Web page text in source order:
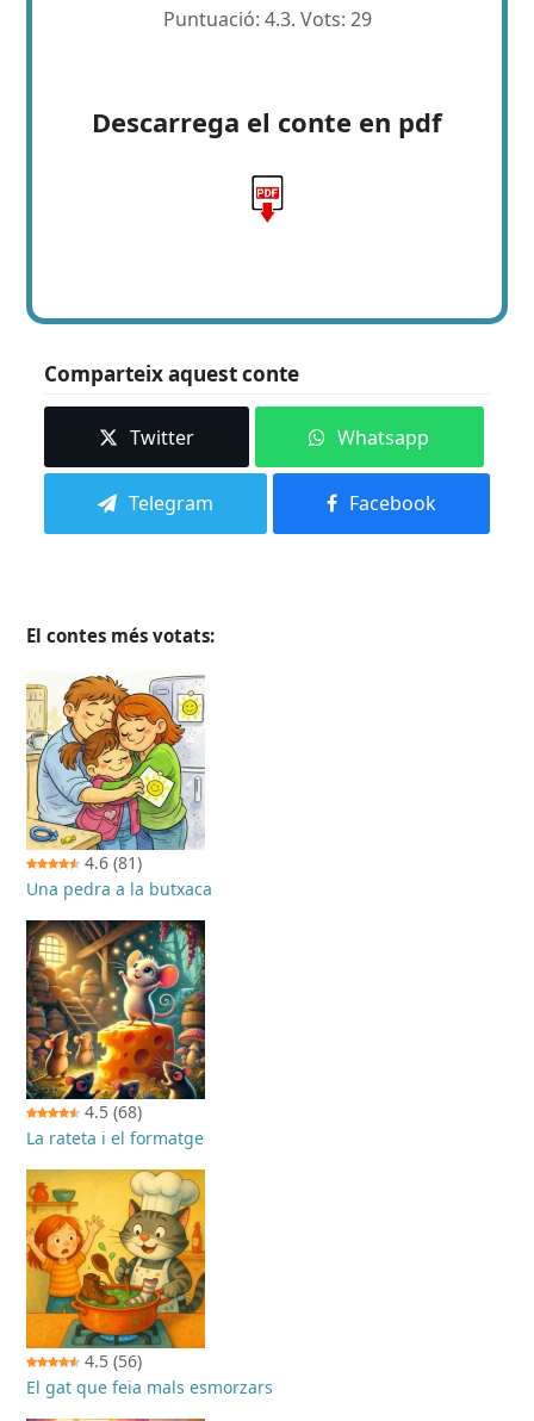
Puntuació: 4.3. Vots: 29
Descarrega el conte en pdf
Comparteix aquest conte
Twitter Whatsapp
Telegram Facebook
El contes més votats:
4.6 (81)
Una pedra a la butxaca
4.5 (68)
La rateta i el formatge
4.5 (56)
El gat que feia mals esmorzars